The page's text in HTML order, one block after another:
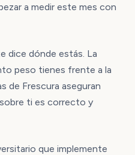
a medir este mes con
dice dónde estás. La
peso tienes frente a la
de Frescura aseguran
ti es correcto y
que implemente